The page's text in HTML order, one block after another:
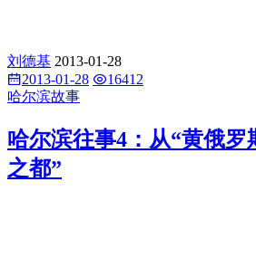
刘德基 2013-01-28
2013-01-28
16412
哈尔滨故事
哈尔滨往事4：从“黄俄罗
之都”